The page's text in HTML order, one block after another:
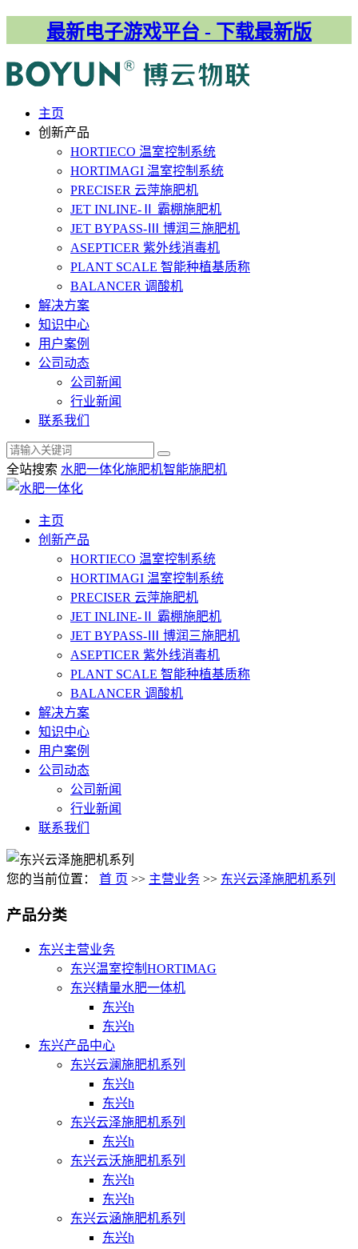
最新电子游戏平台 - 下载最新版
主⻚
创新产品
HORTIECO 温室控制系统
HORTIMAGI 温室控制系统
PRECISER 云萍施肥机
JET INLINE-Ⅱ 霸棚施肥机
JET BYPASS-Ⅲ 博润三施肥机
ASEPTICER 紫外线消毒机
PLANT SCALE 智能种植基质称
BALANCER 调酸机
解决⽅案
知识中心
用户案例
公司动态
公司新闻
行业新闻
联系我们
全站搜索 水肥一体化施肥机智能施肥机
主页
创新产品
HORTIECO 温室控制系统
HORTIMAGI 温室控制系统
PRECISER 云萍施肥机
JET INLINE-Ⅱ 霸棚施肥机
JET BYPASS-Ⅲ 博润三施肥机
ASEPTICER 紫外线消毒机
PLANT SCALE 智能种植基质称
BALANCER 调酸机
解决方案
知识中心
用户案例
公司动态
公司新闻
行业新闻
联系我们
您的当前位置： 首 页 >> 主营业务 >> 东兴云泽施肥机系列
产品分类
东兴主营业务
东兴温室控制HORTIMAG
东兴精量水肥一体机
东兴h
东兴h
东兴产品中心
东兴云澜施肥机系列
东兴h
东兴h
东兴云泽施肥机系列
东兴h
东兴云沃施肥机系列
东兴h
东兴h
东兴云涵施肥机系列
东兴h